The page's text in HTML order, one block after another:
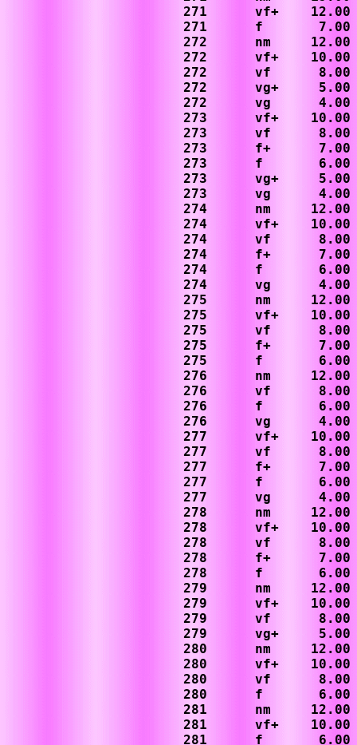
271      vf+    12.00
271      f       7.00
272      nm     12.00
272      vf+    10.00
272      vf      8.00
272      vg+     5.00
272      vg      4.00
273      vf+    10.00
273      vf      8.00
273      f+      7.00
273      f       6.00
273      vg+     5.00
273      vg      4.00
274      nm     12.00
274      vf+    10.00
274      vf      8.00
274      f+      7.00
274      f       6.00
274      vg      4.00
275      nm     12.00
275      vf+    10.00
275      vf      8.00
275      f+      7.00
275      f       6.00
276      nm     12.00
276      vf      8.00
276      f       6.00
276      vg      4.00
277      vf+    10.00
277      vf      8.00
277      f+      7.00
277      f       6.00
277      vg      4.00
278      nm     12.00
278      vf+    10.00
278      vf      8.00
278      f+      7.00
278      f       6.00
279      nm     12.00
279      vf+    10.00
279      vf      8.00
279      vg+     5.00
280      nm     12.00
280      vf+    10.00
280      vf      8.00
280      f       6.00
281      nm     12.00
281      vf+    10.00
281      f       6.00